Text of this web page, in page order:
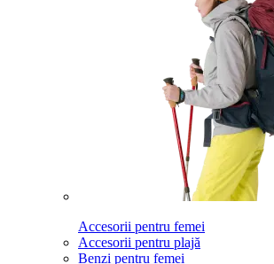
Accesorii pentru femei
Accesorii pentru plajă
Benzi pentru femei